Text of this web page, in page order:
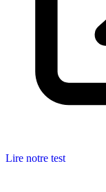
Lire notre test